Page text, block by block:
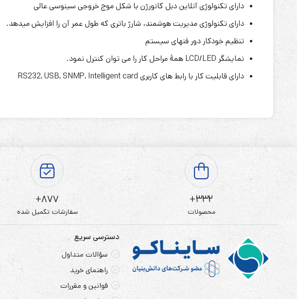
دارای تکنولوژی آنلاین دبل کانورژن با شکل موج خروجی سینوسی عالی
دارای تکنولوژی مدیریت هوشمند، شارژ باتری که طول عمر آن را افزایش می­دهد.
تنظیم خودکار دور فنهای سیستم
نمایشگر LCD/LED همۀ مراحل کار را می توان کنترل نمود.
دارای قابلیت کار با رابط های کاربری RS232, USB, SNMP, Intelligent card
332+
محصولات
877+
سفارشات تکمیل شده
دسترسی سریع
سؤالات متداول
راهنمای خرید
قوانین و مقررات